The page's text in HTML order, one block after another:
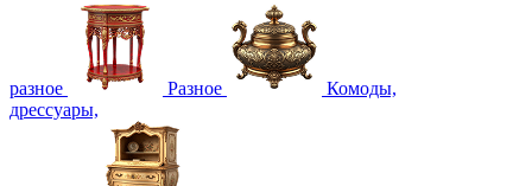
разное Разное
Комоды,
дрессуары,